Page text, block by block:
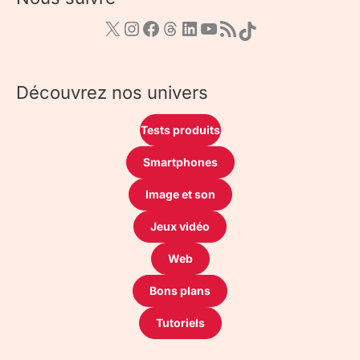
Découvrez nos univers
Tests produits
Smartphones
Image et son
Jeux vidéo
Web
Bons plans
Tutoriels